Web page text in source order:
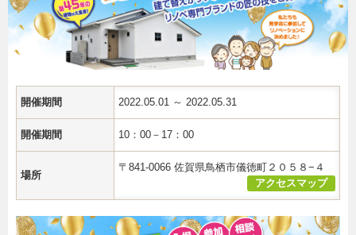
開催期間 2022.05.01 ～ 2022.05.31
開催期間 10：00－17：00
場所
〒841-0066 佐賀県鳥栖市儀徳町２０５８−４
アクセスマップ